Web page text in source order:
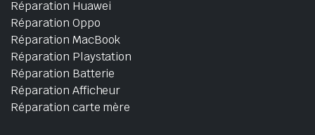
Réparation Huawei
Réparation Oppo
Réparation MacBook
Réparation Playstation
Réparation Batterie
Réparation Afficheur
Réparation carte mère